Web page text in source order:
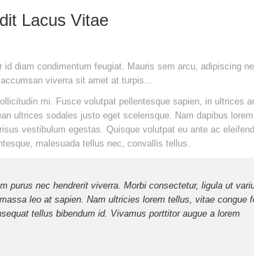
Lacus Vitae
diam condimentum feugiat. Mauris sem arcu, adipiscing
viverra sit amet at turpis...
mi. Fusce volutpat pellentesque sapien, in ultrices
ultrices sodales justo eget scelerisque. Nam dapibus
vestibulum egestas. Quisque volutpat eu ante ac
malesuada tellus nec, convallis tellus.
purus nec hendrerit viverra. Morbi consectetur, ligula ut
leo at sapien. Nam ultricies lorem tellus, vitae congue
tellus bibendum id. Vivamus porttitor augue a lorem